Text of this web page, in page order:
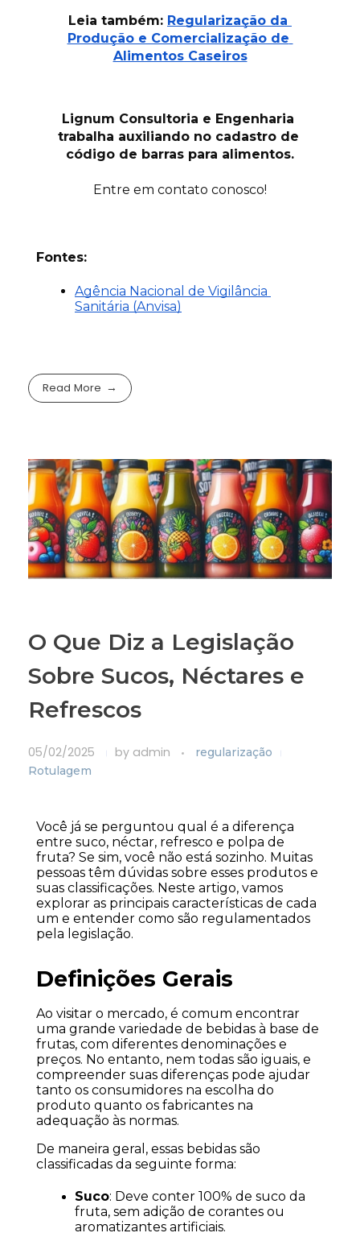
Leia também: Regularização da
Produção e Comercialização de
Alimentos Caseiros
Lignum Consultoria e Engenharia
trabalha auxiliando no cadastro de
código de barras para alimentos.
Entre em contato conosco!
Fontes:
Agência Nacional de Vigilância
Sanitária (Anvisa)
Read More
O Que Diz a Legislação
Sobre Sucos, Néctares e
Refrescos
05/02/2025 by admin
regularização
Rotulagem
Você já se perguntou qual é a diferença
entre suco, néctar, refresco e polpa de
fruta? Se sim, você não está sozinho. Muitas
pessoas têm dúvidas sobre esses produtos e
suas classificações. Neste artigo, vamos
explorar as principais características de cada
um e entender como são regulamentados
pela legislação.
Definições Gerais
Ao visitar o mercado, é comum encontrar
uma grande variedade de bebidas à base de
frutas, com diferentes denominações e
preços. No entanto, nem todas são iguais, e
compreender suas diferenças pode ajudar
tanto os consumidores na escolha do
produto quanto os fabricantes na
adequação às normas.
De maneira geral, essas bebidas são
classificadas da seguinte forma:
Suco: Deve conter 100% de suco da
fruta, sem adição de corantes ou
aromatizantes artificiais.